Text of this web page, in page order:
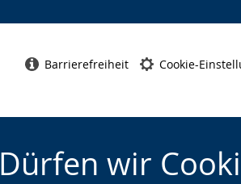
Dürfen wir
Barrierefreiheit Cookie-